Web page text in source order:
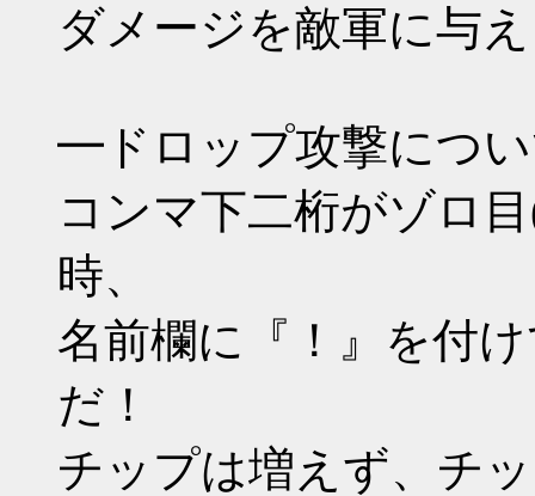
ダメージを敵軍に与
━ドロップ攻撃につ
コンマ下二桁がゾロ
時、
名前欄に『！』を付
だ！
チップは増えず、チ